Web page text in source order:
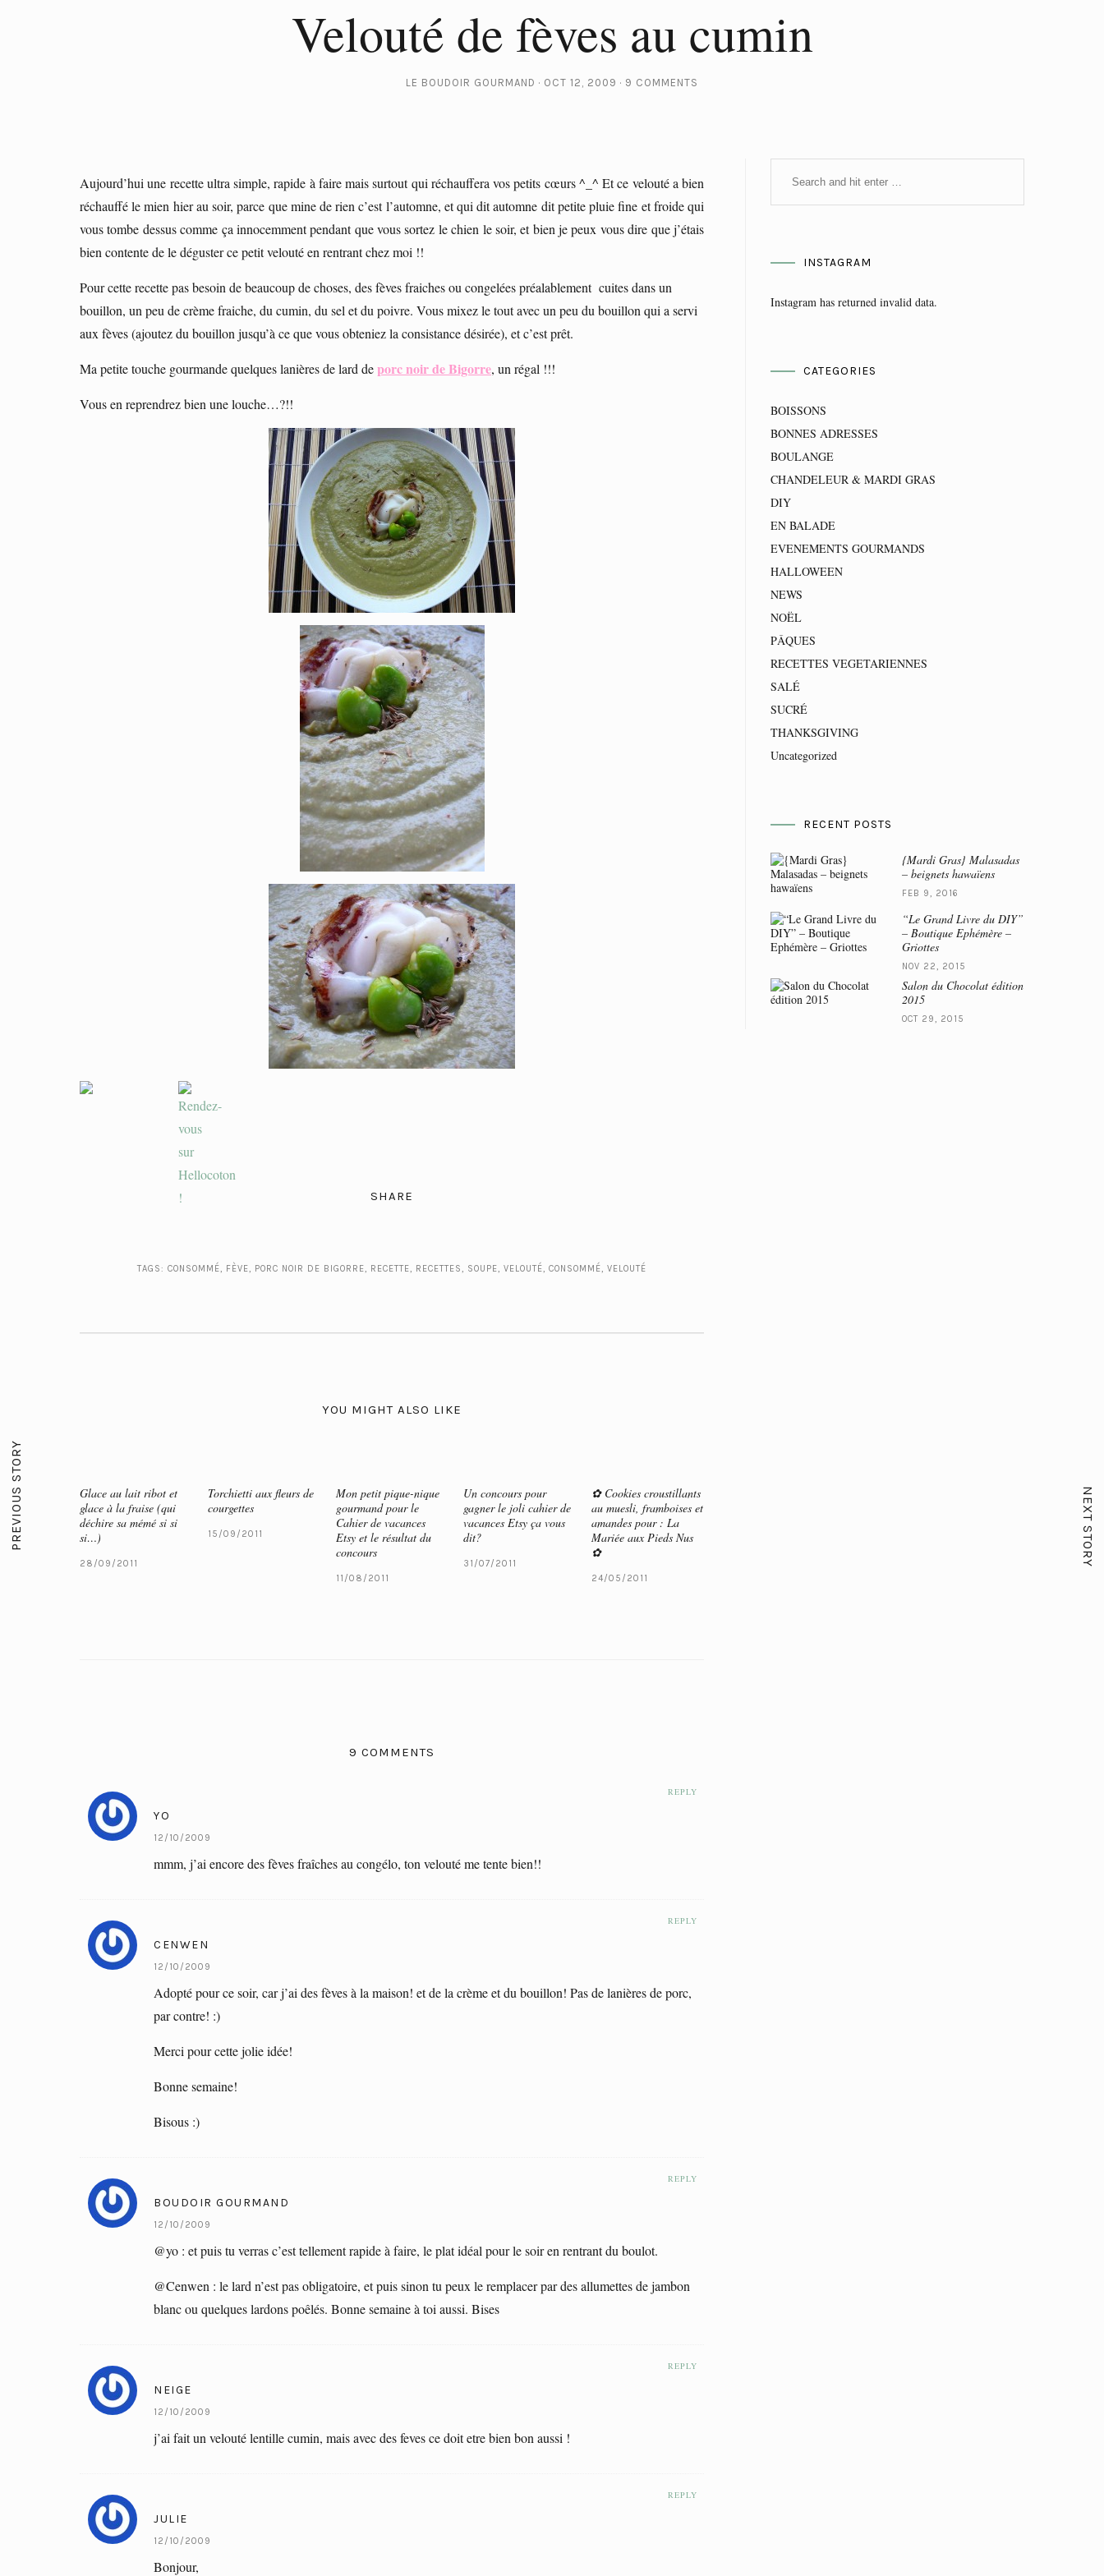
PREVIOUS STORY NEXT STORY
Velouté de fèves au cumin
LE BOUDOIR GOURMAND OCT 12, 2009 9 COMMENTS
Aujourd’hui une recette ultra simple, rapide à faire mais surtout qui réchauffera vos petits cœurs ^_^ Et ce velouté a bien
réchauffé le mien hier au soir, parce que mine de rien c’est l’automne, et qui dit automne dit petite pluie fine et froide qui
vous tombe dessus comme ça innocemment pendant que vous sortez le chien le soir, et bien je peux vous dire que j’étais
bien contente de le déguster ce petit velouté en rentrant chez moi !!
Pour cette recette pas besoin de beaucoup de choses, des fèves fraiches ou congelées préalablement cuites dans un
bouillon, un peu de crème fraiche, du cumin, du sel et du poivre. Vous mixez le tout avec un peu du bouillon qui a servi
aux fèves (ajoutez du bouillon jusqu’à ce que vous obteniez la consistance désirée), et c’est prêt.
Ma petite touche gourmande quelques lanières de lard deporc noir de Bigorre, un régal !!!
Vous en reprendrez bien une louche…?!!
SHARE
TAGS: CONSOMMÉ, FÈVE, PORC NOIR DE BIGORRE, RECETTE, RECETTES, SOUPE, VELOUTÉ, CONSOMMÉ, VELOUTÉ
YOU MIGHT ALSO LIKE
Glace au lait ribot et
glace à la fraise (qui
déchire sa mémé si si
si…)
28/09/2011
Torchietti aux fleurs de
courgettes
15/09/2011
Mon petit pique-nique
gourmand pour le
Cahier de vacances
Etsy et le résultat du
concours
11/08/2011
Un concours pour
gagner le joli cahier de
vacances Etsy ça vous
dit?
31/07/2011
✿ Cookies croustillants
au muesli, framboises et
amandes pour : La
Mariée aux Pieds Nus
✿
24/05/2011
9 COMMENTS
REPLY
YO
12/10/2009
mmm, j’ai encore des fèves fraîches au congélo, ton velouté me tente bien!!
REPLY
CENWEN
12/10/2009
Adopté pour ce soir, car j’ai des fèves à la maison! et de la crème et du bouillon! Pas de lanières de porc,
par contre! :)
Merci pour cette jolie idée!
Bonne semaine!
Bisous :)
REPLY
BOUDOIR GOURMAND
12/10/2009
@yo : et puis tu verras c’est tellement rapide à faire, le plat idéal pour le soir en rentrant du boulot.
@Cenwen : le lard n’est pas obligatoire, et puis sinon tu peux le remplacer par des allumettes de jambon
blanc ou quelques lardons poêlés. Bonne semaine à toi aussi. Bises
REPLY
NEIGE
12/10/2009
j’ai fait un velouté lentille cumin, mais avec des feves ce doit etre bien bon aussi !
REPLY
JULIE
12/10/2009
Bonjour,
INSTAGRAM
Instagram has returned invalid data.
CATEGORIES
BOISSONS
BONNES ADRESSES
BOULANGE
CHANDELEUR & MARDI GRAS
DIY
EN BALADE
EVENEMENTS GOURMANDS
HALLOWEEN
NEWS
NOËL
PÂQUES
RECETTES VEGETARIENNES
SALÉ
SUCRÉ
THANKSGIVING
Uncategorized
RECENT POSTS
{Mardi Gras} Malasadas
– beignets hawaïens
FEB 9, 2016
“Le Grand Livre du DIY”
– Boutique Ephémère –
Griottes
NOV 22, 2015
Salon du Chocolat édition
2015
OCT 29, 2015